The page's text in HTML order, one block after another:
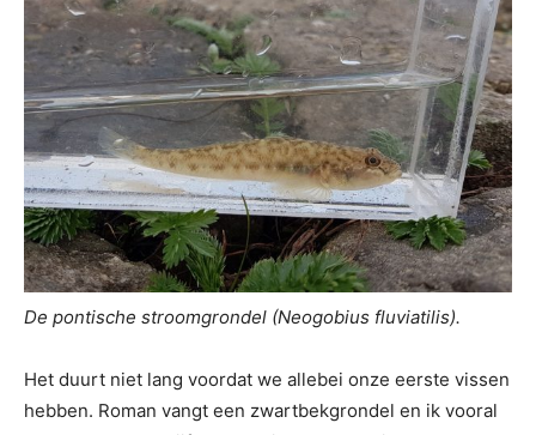
De pontische stroomgrondel (Neogobius fluviatilis).
Het duurt niet lang voordat we allebei onze eerste vissen
hebben. Roman vangt een zwartbekgrondel en ik vooral